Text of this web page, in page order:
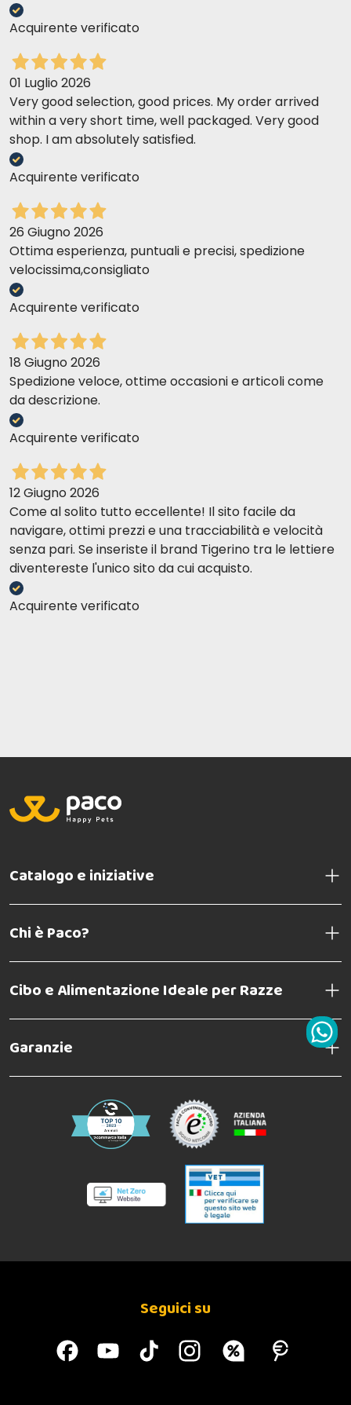
Acquirente verificato
01 Luglio 2026
Very good selection, good prices. My order arrived
within a very short time, well packaged. Very good
shop. I am absolutely satisfied.
Acquirente verificato
26 Giugno 2026
Ottima esperienza, puntuali e precisi, spedizione
velocissima,consigliato
Acquirente verificato
18 Giugno 2026
Spedizione veloce, ottime occasioni e articoli come
da descrizione.
Acquirente verificato
12 Giugno 2026
Come al solito tutto eccellente! Il sito facile da
navigare, ottimi prezzi e una tracciabilità e velocità
senza pari. Se inseriste il brand Tigerino tra le lettiere
diventereste l'unico sito da cui acquisto.
Acquirente verificato
Catalogo e iniziative
Chi è Paco?
Cibo e Alimentazione Ideale per Razze
Garanzie
Seguici su